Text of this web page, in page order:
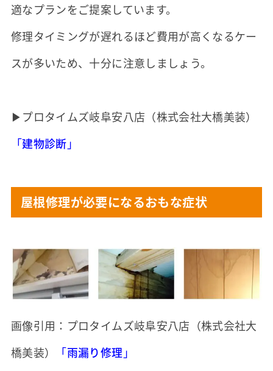
適なプランをご提案しています。
修理タイミングが遅れるほど費用が高くなるケー
スが多いため、十分に注意しましょう。
▶プロタイムズ岐阜安八店（株式会社大橋美装）
「建物診断 」
屋根修理が必要になるおもな症状
画像引用：プロタイムズ岐阜安八店（株式会社大
橋美装）
「雨漏り修理 」